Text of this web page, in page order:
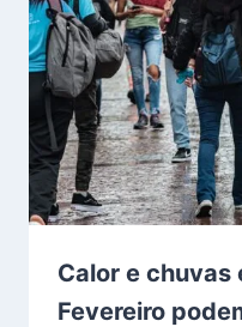
Calor e chuvas
Fevereiro